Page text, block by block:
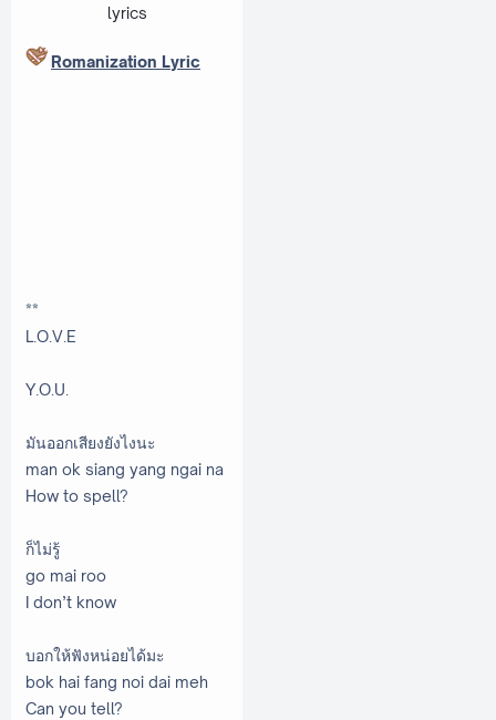
lyrics
Romanization Lyric
**
L.O.V.E
Y.O.U.
มันออกเสียงยังไงนะ
man ok siang yang ngai na
How to spell?
ก็ไม่รู้
go mai roo
I don’t know
บอกให้ฟังหน่อยได้มะ
bok hai fang noi dai meh
Can you tell?